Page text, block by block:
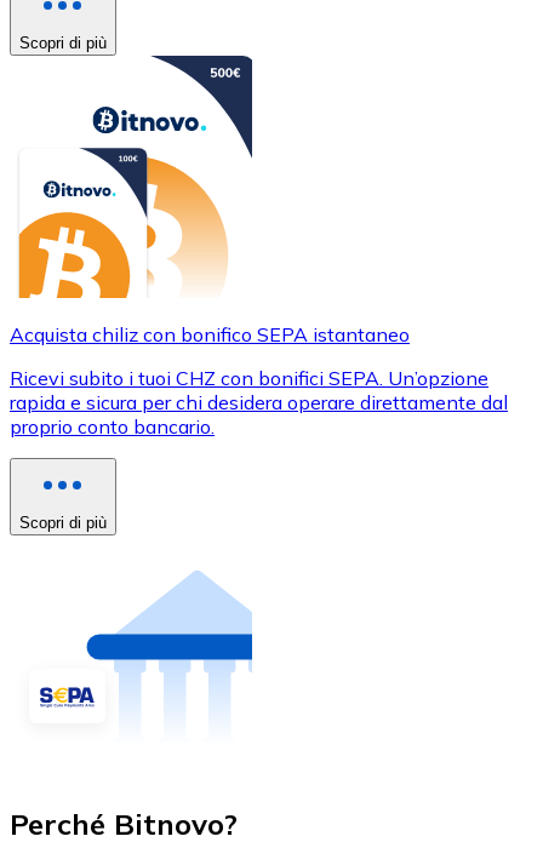
Scopri di più
Acquista chiliz con bonifico SEPA istantaneo
Ricevi subito i tuoi CHZ con bonifici SEPA. Un’opzione
rapida e sicura per chi desidera operare direttamente dal
proprio conto bancario.
Scopri di più
Perché Bitnovo?